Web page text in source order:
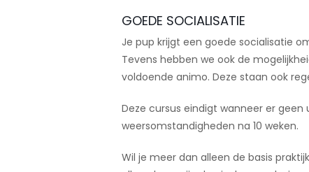
GOEDE SOCIALISATIE
Je pup krijgt een goede socialisatie
Tevens hebben we ook de
voldoende animo. Deze staan ook
Deze cursus eindigt wanneer er
weersomstandigheden na 10 weken.
Wil je meer dan alleen de basis